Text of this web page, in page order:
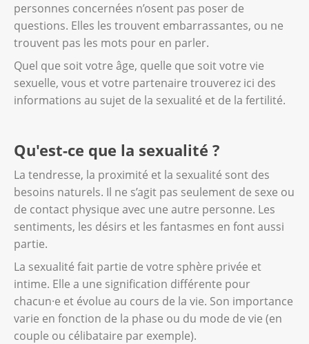
personnes concernées n’osent pas poser de
questions. Elles les trouvent embarrassantes, ou ne
trouvent pas les mots pour en parler.
Quel que soit votre âge, quelle que soit votre vie
sexuelle, vous et votre partenaire trouverez ici des
informations au sujet de la sexualité et de la fertilité.
Qu'est-ce que la sexualité ?
La tendresse, la proximité et la sexualité sont des
besoins naturels. Il ne s’agit pas seulement de sexe ou
de contact physique avec une autre personne. Les
sentiments, les désirs et les fantasmes en font aussi
partie.
La sexualité fait partie de votre sphère privée et
intime. Elle a une signification différente pour
chacun·e et évolue au cours de la vie. Son importance
varie en fonction de la phase ou du mode de vie (en
couple ou célibataire par exemple).